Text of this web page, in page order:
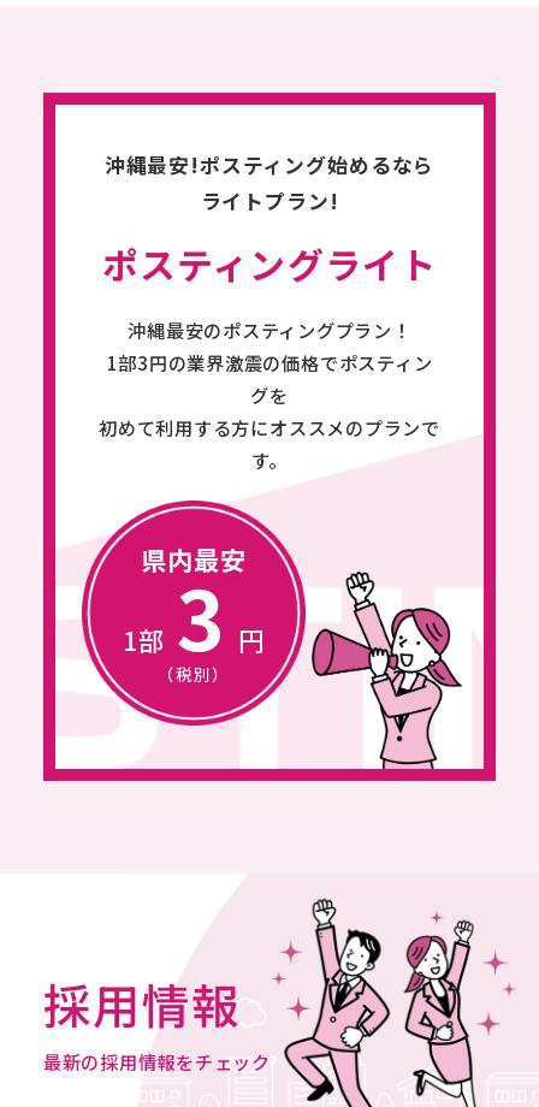
よくあるご質問
お知らせ
スタッフブログ
会社概要
COMPANY
プライバシーポリシー
PRIVACY POLICY
特定商取引法に基づく表記
LEGAL INFORMATION AND NOTICES
お問合せ
CONTACT
県内最安
1部 3 円
（税別）
沖縄最安!ポスティング始めるなら
ライトプラン!
ポスティングライト
沖縄最安のポスティングプラン！
1部3円の業界激震の価格でポスティン
グを
初めて利用する方にオススメのプランで
す。
採用情報
最新の採用情報をチェック